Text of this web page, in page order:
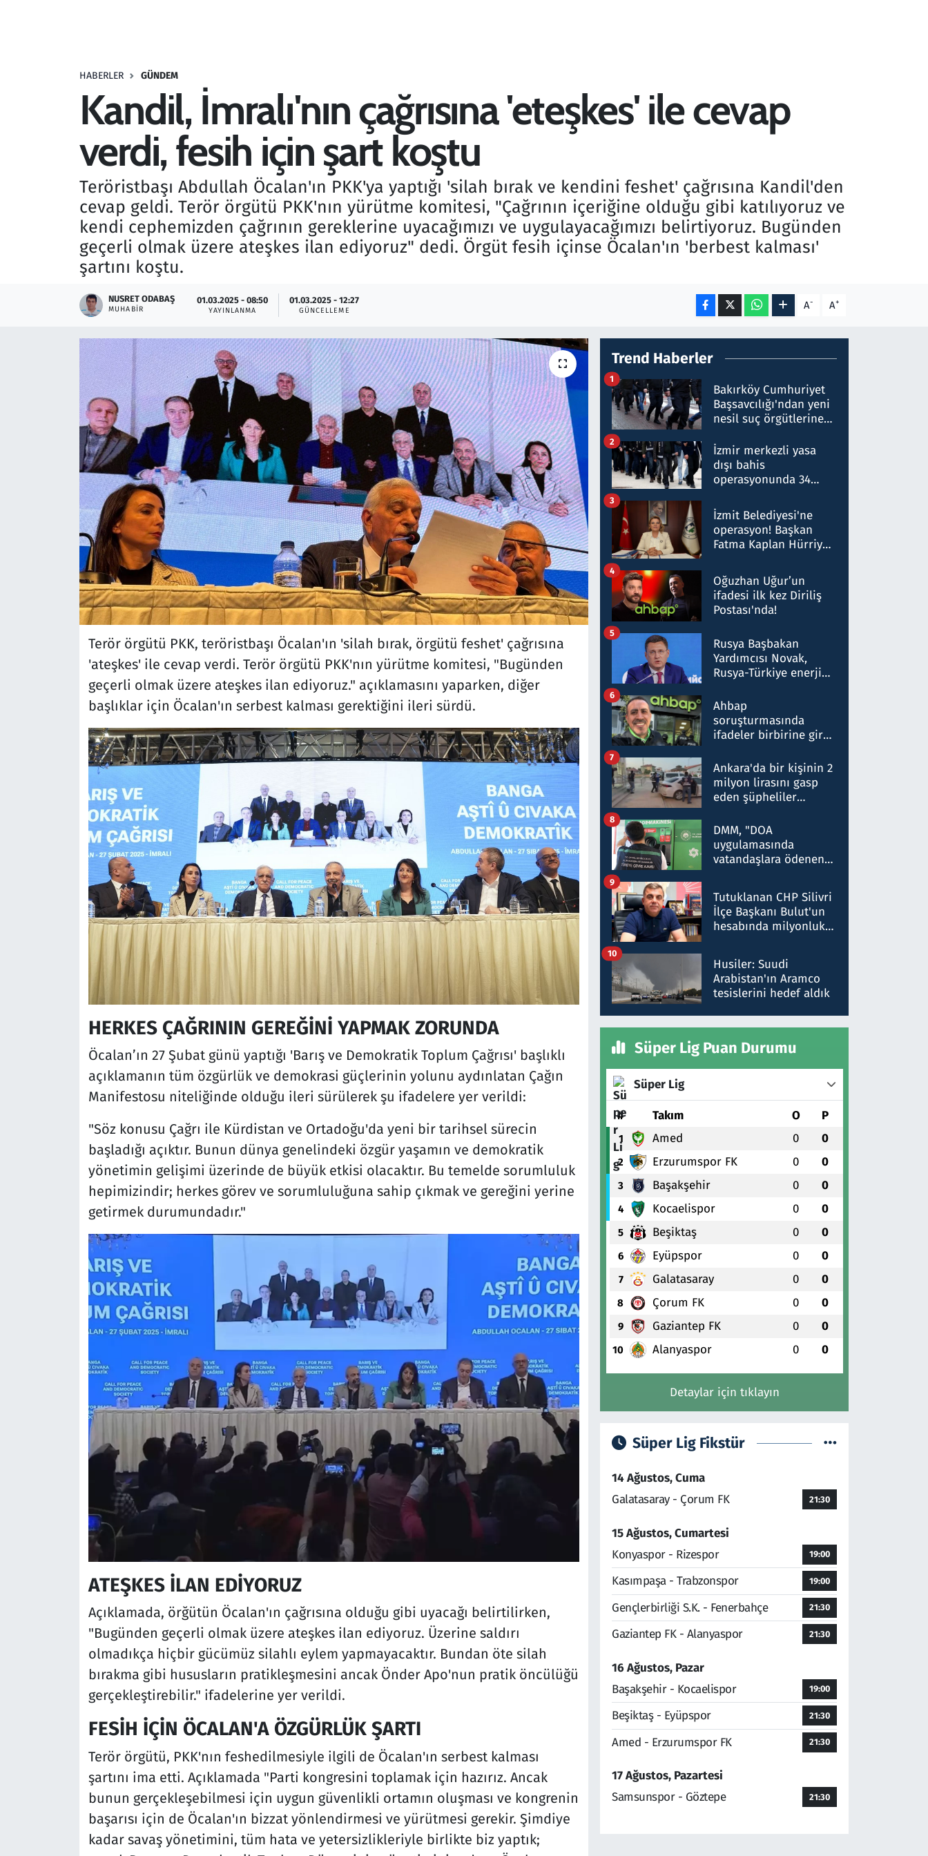
HABERLER GÜNDEM
Kandil, İmralı'nın çağrısına 'eteşkes' ile cevap
verdi, fesih için şart koştu
Teröristbaşı Abdullah Öcalan'ın PKK'ya yaptığı 'silah bırak ve kendini feshet' çağrısına Kandil'den
cevap geldi. Terör örgütü PKK'nın yürütme komitesi, "Çağrının içeriğine olduğu gibi katılıyoruz ve
kendi cephemizden çağrının gereklerine uyacağımızı ve uygulayacağımızı belirtiyoruz. Bugünden
geçerli olmak üzere ateşkes ilan ediyoruz" dedi. Örgüt fesih içinse Öcalan'ın 'berbest kalması'
şartını koştu.
NUSRET ODABAŞ
MUHABIR
01.03.2025 - 08:50
YAYINLANMA
01.03.2025 - 12:27
GÜNCELLEME A- A+
Terör örgütü PKK, teröristbaşı Öcalan'ın 'silah bırak, örgütü feshet' çağrısına
'ateşkes' ile cevap verdi. Terör örgütü PKK'nın yürütme komitesi, "Bugünden
geçerli olmak üzere ateşkes ilan ediyoruz." açıklamasını yaparken, diğer
başlıklar için Öcalan'ın serbest kalması gerektiğini ileri sürdü.
HERKES ÇAĞRININ GEREĞİNİ YAPMAK ZORUNDA
Öcalan’ın 27 Şubat günü yaptığı 'Barış ve Demokratik Toplum Çağrısı' başlıklı
açıklamanın tüm özgürlük ve demokrasi güçlerinin yolunu aydınlatan Çağın
Manifestosu niteliğinde olduğu ileri sürülerek şu ifadelere yer verildi:
"Söz konusu Çağrı ile Kürdistan ve Ortadoğu'da yeni bir tarihsel sürecin
başladığı açıktır. Bunun dünya genelindeki özgür yaşamın ve demokratik
yönetimin gelişimi üzerinde de büyük etkisi olacaktır. Bu temelde sorumluluk
hepimizindir; herkes görev ve sorumluluğuna sahip çıkmak ve gereğini yerine
getirmek durumundadır."
ATEŞKES İLAN EDİYORUZ
Açıklamada, örğütün Öcalan'ın çağrısına olduğu gibi uyacağı belirtilirken,
"Bugünden geçerli olmak üzere ateşkes ilan ediyoruz. Üzerine saldırı
olmadıkça hiçbir gücümüz silahlı eylem yapmayacaktır. Bundan öte silah
bırakma gibi hususların pratikleşmesini ancak Önder Apo'nun pratik öncülüğü
gerçekleştirebilir." ifadelerine yer verildi.
FESİH İÇİN ÖCALAN'A ÖZGÜRLÜK ŞARTI
Terör örgütü, PKK'nın feshedilmesiyle ilgili de Öcalan'ın serbest kalması
şartını ima etti. Açıklamada "Parti kongresini toplamak için hazırız. Ancak
bunun gerçekleşebilmesi için uygun güvenlikli ortamın oluşması ve kongrenin
başarısı için de Öcalan'ın bizzat yönlendirmesi ve yürütmesi gerekir. Şimdiye
kadar savaş yönetimini, tüm hata ve yetersizlikleriyle birlikte biz yaptık;
Trend Haberler
Bakırköy Cumhuriyet
Başsavcılığı'ndan yeni
nesil suç örgütlerine
hakkında gözaltı kararı
1
İzmir merkezli yasa
dışı bahis
operasyonunda 34
Milyar liralık para
trafiği tespit edildi
2
İzmit Belediyesi'ne
operasyon! Başkan
Fatma Kaplan Hürriyet
3
Oğuzhan Uğur’un
ifadesi ilk kez Diriliş
Postası'nda!
4
Rusya Başbakan
Yardımcısı Novak,
Rusya-Türkiye enerji
nitelikte olduğunu
belirtti
5
Ahbap
soruşturmasında
ifadeler birbirine girdi:
ifadelerinden ortaya
çıkan tablo şok etti
6
Ankara'da bir kişinin 2
milyon lirasını gasp
eden şüpheliler
7
DMM, "DOA
uygulamasında
vatandaşlara ödenen
düşürüldüğü" iddiasını
yalanladı
8
Tutuklanan CHP Silivri
İlçe Başkanı Bulut'un
hesabında milyonluk
talimat verdi, ben
gönderdim
9
Husiler: Suudi
Arabistan'ın Aramco
tesislerini hedef aldık
10
Süper Lig Puan Durumu
Süper Lig
# Takım O P
1 Amed 0 0
2 Erzurumspor FK 0 0
3 Başakşehir 0 0
4 Kocaelispor 0 0
5 Beşiktaş 0 0
6 Eyüpspor 0 0
7 Galatasaray 0 0
8 Çorum FK 0 0
9 Gaziantep FK 0 0
10 Alanyaspor 0 0
Detaylar için tıklayın
Süper Lig Fikstür
14 Ağustos, Cuma
Galatasaray - Çorum FK
21:30
15 Ağustos, Cumartesi
Konyaspor - Rizespor
19:00
Kasımpaşa - Trabzonspor 19:00
Gençlerbirliği S.K. - Fenerbahçe 21:30
Gaziantep FK - Alanyaspor 21:30
16 Ağustos, Pazar
Başakşehir - Kocaelispor
19:00
Beşiktaş - Eyüpspor 21:30
Amed - Erzurumspor FK 21:30
17 Ağustos, Pazartesi
Samsunspor - Göztepe
21:30
Teknoloji ve Bilim
Televizyon